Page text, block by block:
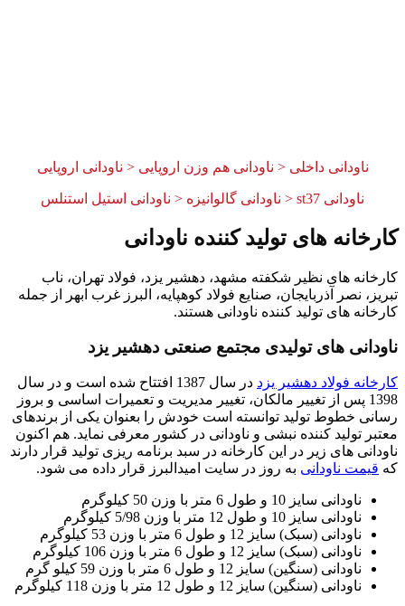
ناودانی داخلی < ناودانی هم وزن اروپایی < ناودانی اروپایی
ناودانی st37 < ناودانی گالوانیزه < ناودانی استیل استنلس
کارخانه های تولید کننده ناودانی
کارخانه های نظیر شکفته مشهد، دهشیر یزد، فولاد تهران، ناب
تبریز، نصر آذربایجان، صنایع فولاد کوهپایه، البرز غرب ابهر از جمله
کارخانه های تولید کننده ناودانی هستند.
ناودانی های تولیدی مجتمع صنعتی دهشیر یزد
کارخانه فولاد دهشیر یزد
در سال 1387 افتتاح شده است و در سال
1398 پس از تغییر مالکان، تغییر مدیریت و تعمیرات اساسی و بروز
رسانی خطوط تولید توانسته است خودش را بعنوان یکی از برندهای
معتبر تولید کننده نبشی و ناودانی در کشور معرفی نماید. هم اکنون
ناودانی های زیر در این کارخانه در سبد برنامه ریزی تولید قرار دارند
که قیمت ناودانی به روز در سایت امیدالبرز قرار داده می شود.
ناودانی سایز 10 و طول 6 متر با وزن 50 کیلوگرم
ناودانی سایز 10 و طول 12 متر با وزن 5/98 کیلوگرم
ناودانی (سبک) سایز 12 و طول 6 متر با وزن 53 کیلوگرم
ناودانی (سبک) سایز 12 و طول 6 متر با وزن 106 کیلوگرم
ناودانی (سنگین) سایز 12 و طول 6 متر با وزن 59 کیلو گرم
ناودانی (سنگین) سایز 12 و طول 12 متر با وزن 118 کیلوگرم